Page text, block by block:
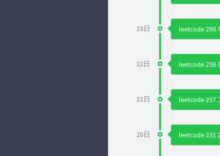
23日 leetcode 290
22日 leetcode 258
21日 leetcode 257
20日 leetcode 231